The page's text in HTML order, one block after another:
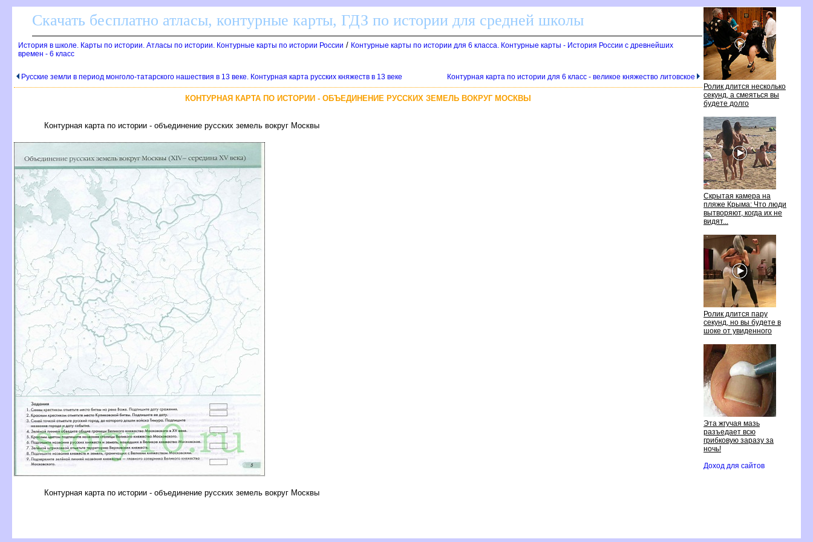
Ролик длится несколько
секунд, а смеяться вы
будете долго
Скрытая камера на
пляже Крыма: Что люди
вытворяют, когда их не
видят...
Ролик длится пару
секунд, но вы будете в
шоке от увиденного
Эта жгучая мазь
разъедает всю
грибковую заразу за
ночь!
Доход для сайтов
Скачать бесплатно атласы, контурные карты, ГДЗ по истории для средней школы
История в школе. Карты по истории. Атласы по истории. Контурные карты по истории России / Контурные карты по истории для 6 класса. Контурные карты - История России с древнейших
времен - 6 класс
Русские земли в период монголо-татарского нашествия в 13 веке. Контурная карта русских княжеств в 13 веке Контурная карта по истории для 6 класс - великое княжество литовское
КОНТУРНАЯ КАРТА ПО ИСТОРИИ - ОБЪЕДИНЕНИЕ РУССКИХ ЗЕМЕЛЬ ВОКРУГ МОСКВЫ
Контурная карта по истории - объединение русских земель вокруг Москвы
Контурная карта по истории - объединение русских земель вокруг Москвы